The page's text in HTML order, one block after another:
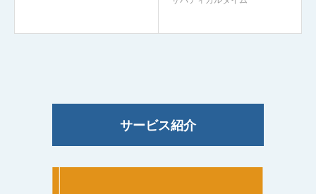
サービス紹介